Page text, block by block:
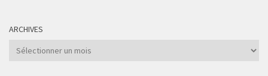
ARCHIVES
Archives